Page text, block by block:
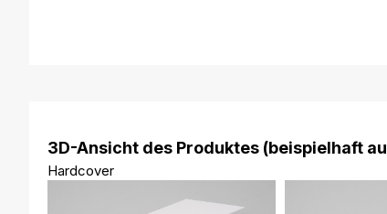
3D-Ansicht des Produktes (beispielhaft
Hardcover